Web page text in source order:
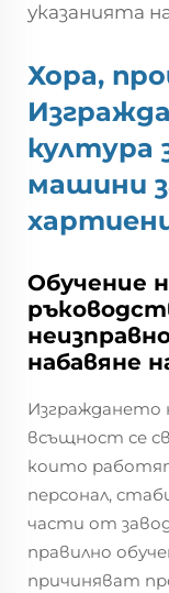
указанията
Хора,
култура
машини
Обучение
набавяне
Изграждането
всъщност се
които
персонал,
части от
правилно
причиняват